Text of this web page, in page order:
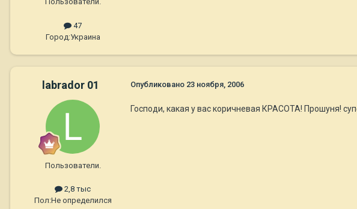
47
Город:Украина
labrador 01
Пользователи.
2,8 тыс
Пол:Не определился
Опубликовано 23 ноября, 2006
Господи, какая у вас коричневая КРАСОТА! Прошуня!